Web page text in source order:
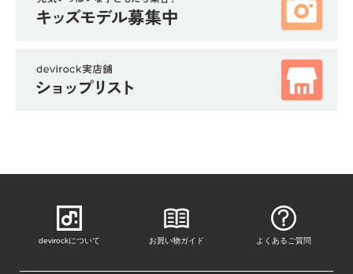
devirockについて お買い物ガイド よくあるご質問